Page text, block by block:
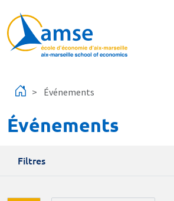
Événements
Événements
Filtres